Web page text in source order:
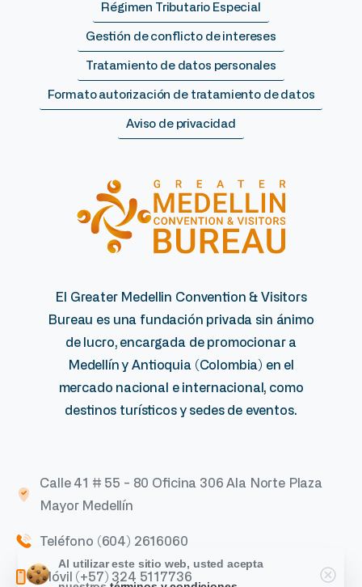
Régimen Tributario Especial
Gestión de conflicto de intereses
Tratamiento de datos personales
Formato autorización de tratamiento de datos
Aviso de privacidad
El Greater Medellin Convention & Visitors
Bureau es una fundación privada sin ánimo
de lucro, encargada de promocionar a
Medellín y Antioquia (Colombia) en el
mercado nacional e internacional, como
destinos turísticos y sedes de eventos.
Calle 41 # 55 - 80 Oficina 306 Ala Norte Plaza
Mayor Medellín
Teléfono (604) 2616060
Móvil (+57) 324 5117736
Al utilizar este sitio web, usted acepta